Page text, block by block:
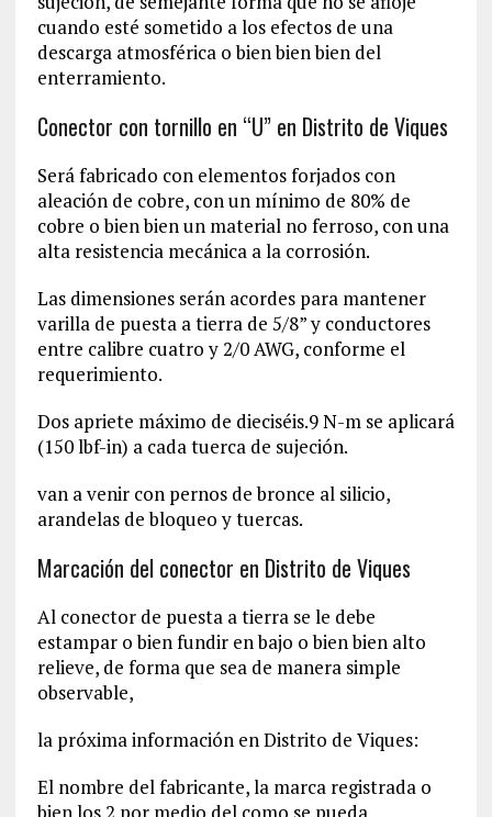
cuando esté sometido a los efectos de una
descarga atmosférica o bien bien bien del
enterramiento.
Conector con tornillo en “U” en Distrito de Viques
Será fabricado con elementos forjados con
aleación de cobre, con un mínimo de 80% de
cobre o bien bien un material no ferroso, con una
alta resistencia mecánica a la corrosión.
Las dimensiones serán acordes para mantener
varilla de puesta a tierra de 5/8” y conductores
entre calibre cuatro y 2/0 AWG, conforme el
requerimiento.
Dos apriete máximo de dieciséis.9 N-m se aplicará
(150 lbf-in) a cada tuerca de sujeción.
van a venir con pernos de bronce al silicio,
arandelas de bloqueo y tuercas.
Marcación del conector en Distrito de Viques
Al conector de puesta a tierra se le debe
estampar o bien fundir en bajo o bien bien alto
relieve, de forma que sea de manera simple
observable,
la próxima información en Distrito de Viques:
El nombre del fabricante, la marca registrada o
bien los 2 por medio del como se pueda